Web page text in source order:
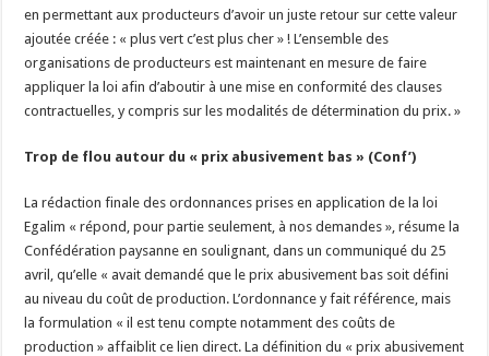
en permettant aux producteurs d’avoir un juste retour sur cette valeur
ajoutée créée : « plus vert c’est plus cher » ! L’ensemble des
organisations de producteurs est maintenant en mesure de faire
appliquer la loi afin d’aboutir à une mise en conformité des clauses
contractuelles, y compris sur les modalités de détermination du prix. »
Trop de flou autour du « prix abusivement bas » (Conf’)
La rédaction finale des ordonnances prises en application de la loi
Egalim « répond, pour partie seulement, à nos demandes », résume la
Confédération paysanne en soulignant, dans un communiqué du 25
avril, qu’elle « avait demandé que le prix abusivement bas soit défini
au niveau du coût de production. L’ordonnance y fait référence, mais
la formulation « il est tenu compte notamment des coûts de
production » affaiblit ce lien direct. La définition du « prix abusivement